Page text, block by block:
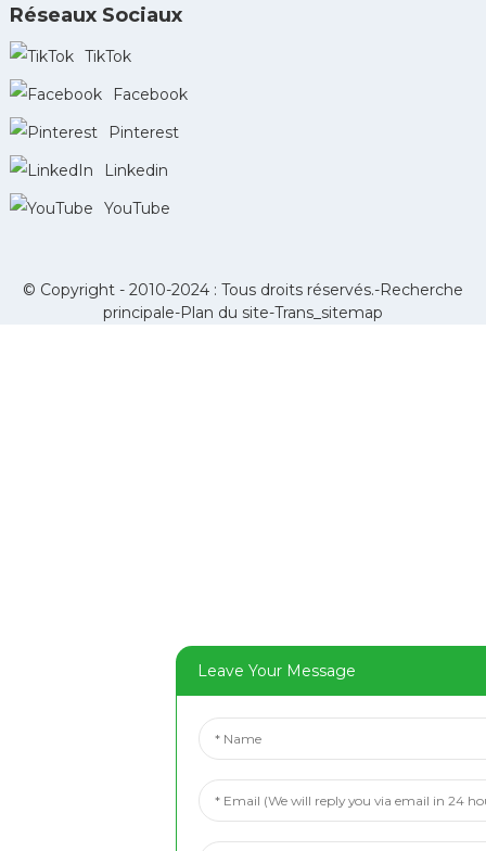
Réseaux Sociaux
TikTok
Facebook
Pinterest
Linkedin
YouTube
© Copyright - 2010-2024 : Tous droits réservés.-Recherche
principale-Plan du site-Trans_sitemap
Leave Your Message